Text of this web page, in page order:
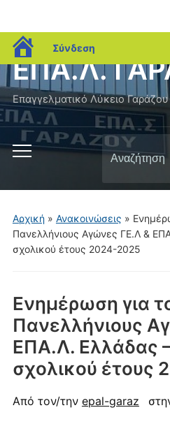
blogs.sch.gr
Σύνδεση
ΕΠΑ.Λ.
Επαγγελματικό Λύκειο Γαράζου
Εναλλαγή
μενού
για
κινητά
Αναζήτηση
για:
Αρχική» Ανακοινώσεις »
Πανελλήνιους Αγώνες ΓΕ.Λ &
σχολικού έτους 2024-2025
Ενημέρωση για
Πανελλήνιους
ΕΠΑ.Λ. Ελλάδας
σχολικού έτους
Από τον/την epal-garaz